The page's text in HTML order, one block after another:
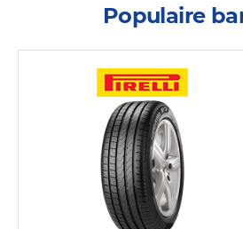
Populaire